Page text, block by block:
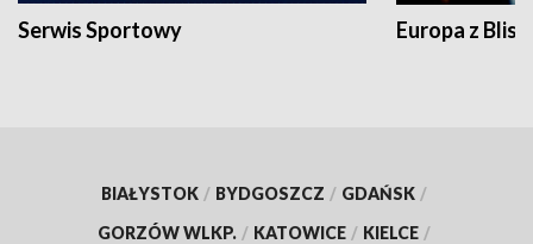
Serwis Sportowy Europa z
BIAŁYSTOK / BYDGOSZCZ / GDAŃSK /
GORZÓW WLKP. / KATOWICE / KIELCE /